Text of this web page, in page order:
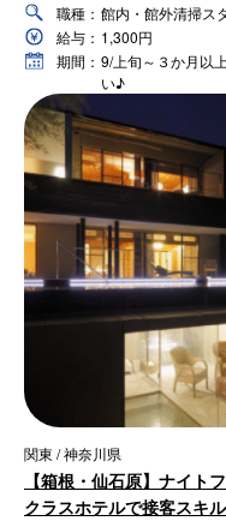
職種： 館内・館外清掃ス
給与： 1,300円
期間： 9/上旬～３か月以
い♪
関東 / 神奈川県
【箱根・仙石原】ナイト
クラスホテルで接客スキ